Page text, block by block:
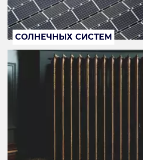
СОЛНЕЧНЫХ СИСТЕМ